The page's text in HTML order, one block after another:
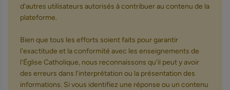
d'autres utilisateurs autorisés à contribuer au contenu de la
plateforme.
Bien que tous les efforts soient faits pour garantir
l'exactitude et la conformité avec les enseignements de
l'Église Catholique, nous reconnaissons qu'il peut y avoir
des erreurs dans l'interprétation ou la présentation des
informations. Si vous identifiez une réponse ou un contenu